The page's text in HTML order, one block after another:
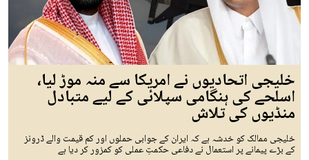
خلیجی اتحادیوں نے امریکا سے منہ موڑ لیا،
اسلحے کی ہنگامی سپلائی کے لیے متبادل
منڈیوں کی تلاش
خلیجی ممالک کو خدشہ ہے کہ ایران کے جوابی حملوں اور کم قیمت والے ڈرونز
کے بڑے پیمانے پر استعمال نے دفاعی حکمتِ عملی کو کمزور کر دیا ہے